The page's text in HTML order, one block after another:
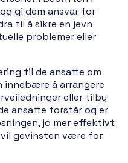
gi dem ansvar for
til å sikre en jevn
problemer eller
til de ansatte om
innebære å arrangere
eller tilby
ansatte forstår og er
jo mer effektivt
gevinsten være for